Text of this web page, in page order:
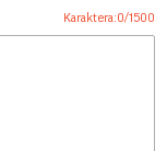
Karaktera:0/1500